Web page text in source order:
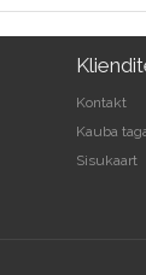
Kontakt
Kauba
Sisukaart